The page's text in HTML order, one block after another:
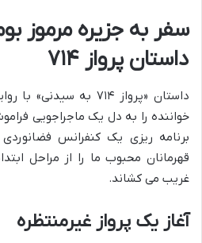
سفر به جزیره مرموز
داستان پرواز ۷۱۴
داستان «پرواز ۷۱۴ به
خواننده را به دل یک ماجراجویی
برنامه ریزی یک کنفرانس
قهرمانان محبوب ما را از مراحل
غریب می کشاند.
آغاز یک پرواز غیرمنتظره